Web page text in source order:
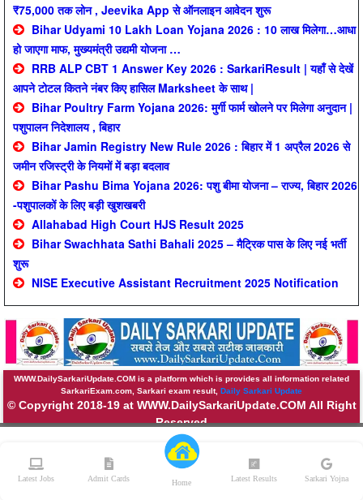
₹75,000 तक लोन , Jeevika App से ऑनलाइन आवेदन शुरू
Bihar Udyami 10 Lakh Loan Yojana 2026 : 10 लाख मिलेगा…आधा
हो जाएगा माफ, मुख्यमंत्री उद्यमी योजना …
RRB ALP CBT 1 Answer Key 2026 : SarkariResult | यहाँ से देखें
आपने टोटल कितने नंबर किए हासिल Marksheet के साथ |
Bihar Poultry Farm Yojana 2026: मुर्गी फार्म खोलने पर मिलेगा अनुदान |
पशुपालन निदेशालय , बिहार
Bihar Jamin Registry New Rule 2026 : बिहार में 1 अप्रैल 2026 से
जमीन रजिस्ट्री के नियमों में बड़ा बदलाव
Bihar Pashu Bima Yojana 2026: पशु बीमा योजना – राज्य, बिहार 2026
-पशुपालकों के लिए बड़ी खुशखबरी
Allahabad High Court HJS Result 2025
Bihar Swachhata Sathi Bahali 2025 – मैट्रिक पास के लिए नई भर्ती
शुरू
NISE Executive Assistant Recruitment 2025 Notification
WWW.DailySarkariUpdate.COM is a platform which is provides all information related
SarkariExam.com, Sarkari exam result, Daily Sarkari Update
© Copyright 2018-19 at WWW.DailySarkariUpdate.COM All Right
Reserved
Privicy Policy
Latest Jobs Admit Cards Home Latest Results Sarkari Yojna